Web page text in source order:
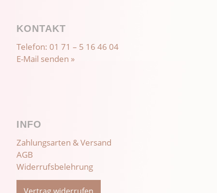
KONTAKT
Telefon: 01 71 – 5 16 46 04
E-Mail senden »
INFO
Zahlungsarten & Versand
AGB
Widerrufsbelehrung
Vertrag widerrufen